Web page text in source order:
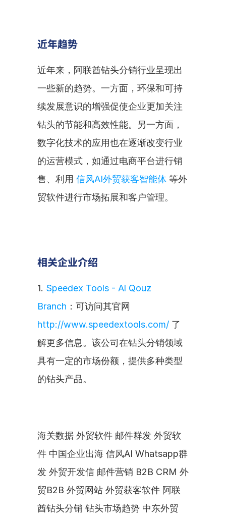
近年趋势
近年来，阿联酋钻头分销行业呈现出
一些新的趋势。一方面，环保和可持
续发展意识的增强促使企业更加关注
钻头的节能和高效性能。另一方面，
数字化技术的应用也在逐渐改变行业
的运营模式，如通过电商平台进行销
售、利用 信风AI外贸获客智能体 等外
贸软件进行市场拓展和客户管理。
相关企业介绍
1. Speedex Tools - Al Qouz
Branch
http://www.speedextools.com/ 了
解更多信息。该公司在钻头分销领域
具有一定的市场份额，提供多种类型
的钻头产品。
海关数据 外贸软件 邮件群发 外贸软
件 中国企业出海 信风AI Whatsapp群
发 外贸开发信 邮件营销 B2B CRM 外
贸B2B 外贸网站 外贸获客软件 阿联
酋钻头分销 钻头市场趋势 中东外贸